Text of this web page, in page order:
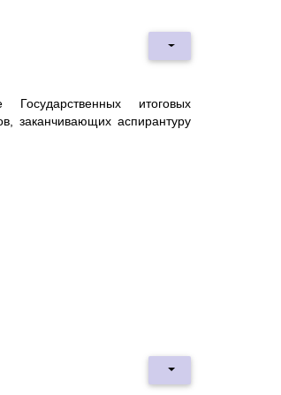
Государственных итоговых
заканчивающих аспирантуру